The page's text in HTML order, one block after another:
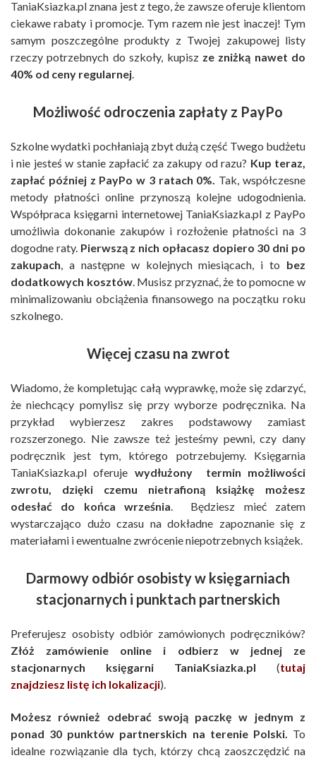
TaniaKsiazka.pl znana jest z tego, że zawsze oferuje klientom
ciekawe rabaty i promocje. Tym razem nie jest inaczej! Tym
samym poszczególne produkty z Twojej zakupowej listy
rzeczy potrzebnych do szkoły, kupisz ze zniżką nawet do
40% od ceny regularnej
Możliwość odroczenia zapłaty z PayPo
Szkolne wydatki pochłaniają zbyt dużą część Twego budżetu
i nie jesteś w stanie zapłacić za zakupy od razu? Kup teraz,
zapłać później z PayPo w 3 ratach 0%. Tak, współczesne
metody płatności online przynoszą kolejne udogodnienia.
Współpraca księgarni internetowej TaniaKsiazka.pl z PayPo
umożliwia dokonanie zakupów i rozłożenie płatności na 3
dogodne raty. Pierwszą z nich opłacasz dopiero 30 dni po
zakupach , a następne w kolejnych miesiącach, i to bez
dodatkowych kosztów. Musisz przyznać, że to pomocne w
minimalizowaniu obciążenia finansowego na początku roku
szkolnego.
Więcej czasu na zwrot
Wiadomo, że kompletując całą wyprawkę, może się zdarzyć,
że niechcący pomylisz się przy wyborze podręcznika. Na
przykład wybierzesz zakres podstawowy zamiast
rozszerzonego. Nie zawsze też jesteśmy pewni, czy dany
podręcznik jest tym, którego potrzebujemy. Księgarnia
TaniaKsiazka.pl oferuje wydłużony termin możliwości
zwrotu, dzięki czemu nietrafioną książkę możesz
odesłać do końca września . Będziesz mieć zatem
wystarczająco dużo czasu na dokładne zapoznanie się z
materiałami i ewentualne zwrócenie niepotrzebnych książek.
Darmowy odbiór osobisty w księgarniach
stacjonarnych i punktach partnerskich
Preferujesz osobisty odbiór zamówionych podręczników?
Złóż zamówienie online i odbierz w jednej ze
stacjonarnych księgarni TaniaKsiazka.pl (tutaj
znajdziesz listę ich lokalizacji).
Możesz również odebrać swoją paczkę w jednym z
ponad 30 punktów partnerskich na terenie Polski.
To
idealne rozwiązanie dla tych, którzy chcą zaoszczędzić na